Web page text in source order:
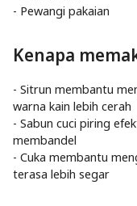
- Pewangi pakaian
Kenapa
- Sitrun membantu
warna kain lebih cerah
- Sabun cuci piring
membandel
- Cuka membantu
terasa lebih segar